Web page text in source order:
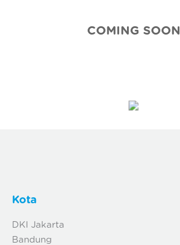
COMING SOON
Kota
DKI Jakarta
Bandung